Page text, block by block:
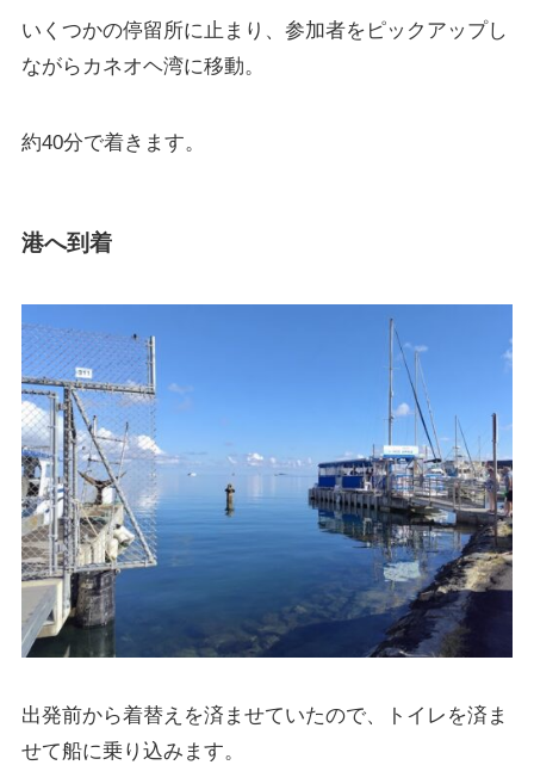
いくつかの停留所に止まり、参加者をピックアップし
ながらカネオヘ湾に移動。
約40分で着きます。
港へ到着
出発前から着替えを済ませていたので、トイレを済ま
せて船に乗り込みます。